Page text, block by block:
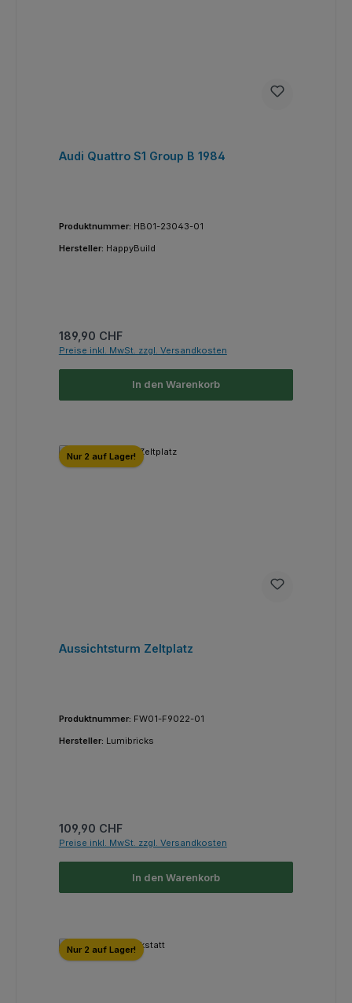
Audi Quattro S1 Group B 1984
Produktnummer: HB01-23043-01
Hersteller: HappyBuild
Regulärer Preis:
189,90 CHF
Preise inkl. MwSt. zzgl. Versandkosten
In den Warenkorb
Nur 2 auf Lager!
Aussichtsturm Zeltplatz
Produktnummer: FW01-F9022-01
Hersteller: Lumibricks
Regulärer Preis:
109,90 CHF
Preise inkl. MwSt. zzgl. Versandkosten
In den Warenkorb
Nur 2 auf Lager!